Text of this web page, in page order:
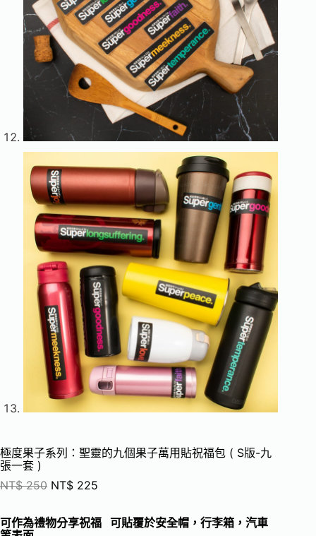
極度果子系列：聖靈的九個果子萬用貼祝福包 ( S版-九
張一套 )
NT$250 NT$ 225
可作為禮物分享祝福 可貼覆於安全帽，行李箱，汽車